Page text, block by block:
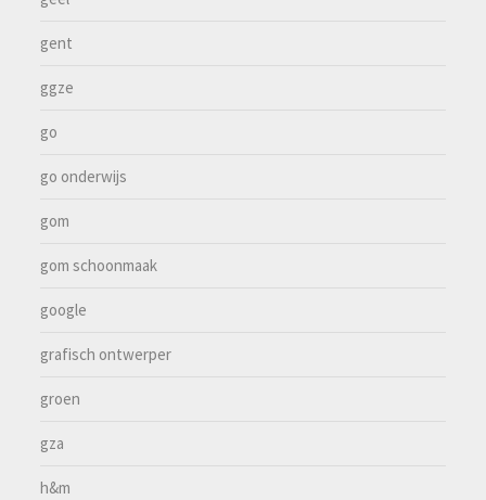
gent
ggze
go
go onderwijs
gom
gom schoonmaak
google
grafisch ontwerper
groen
gza
h&m